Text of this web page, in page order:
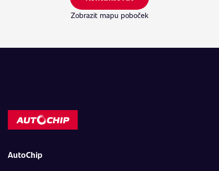
Zobrazit mapu poboček
AutoChip